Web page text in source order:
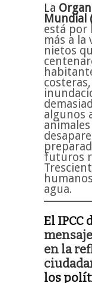
La
Mundial
está por
más a la
nietos
algunos
futuros
agua.
El IPCC
en la
los